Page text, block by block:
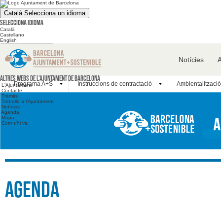
Català Selecciona un idioma
Selecciona idioma
Català
Castellano
English
Cerca en el web
Cerca en el web
Altres webs
Altres webs de l'Ajuntament de Barcelona
L'Ajuntament
Contacte
Tràmits
Treballa a l'Ajuntament
Notícies
Agenda
Mapa
Com s'hi va
Notícies
Programa A+S Instruccions de contractació
Agenda